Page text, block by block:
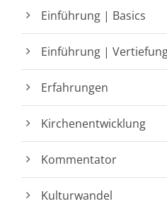
Einführung | Basics
Einführung |
Erfahrungen
Kirchenentwicklung
Kommentator
Kulturwandel